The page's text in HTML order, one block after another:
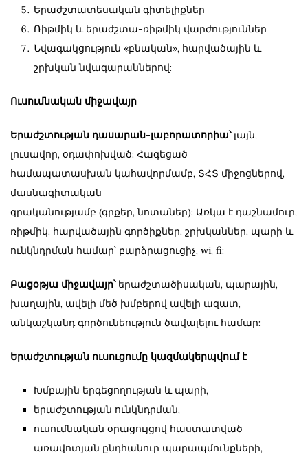
Երաժշտատեսական գիտելիքներ
Ռիթմիկ և երաժշտա-ռիթմիկ վարժություններ
Նվագակցություն «բնական», հարվածային և
շրխկան նվագարաններով:
Ուսումնական միջավայր
Երաժշտության դասարան-լաբորատորիա՝ լայն,
լուսավոր, օդափոխված: Հագեցած
համապատասխան կահավորմամբ, ՏՀՏ միջոցներով,
մասնագիտական
գրականությամբ (գրքեր, նոտաներ): Առկա է դաշնամուր,
ռիթմիկ, հարվածային գործիքներ, շրխկաններ, պարի և
ունկնդրման համար՝ բարձրացուցիչ, wi, fi:
Բացօթյա միջավայր՝երաժշտածիսական, պարային,
խաղային, ավելի մեծ խմբերով ավելի ազատ,
անկաշկանդ գործունեություն ծավալելու համար:
Երաժշտության ուսուցումը կազմակերպվում է
Խմբային երգեցողության և պարի,
երաժշտության ունկնդրման,
ուսումնական օրացույցով հաստատված
առավոտյան ընդհանուր պարապմունքների,